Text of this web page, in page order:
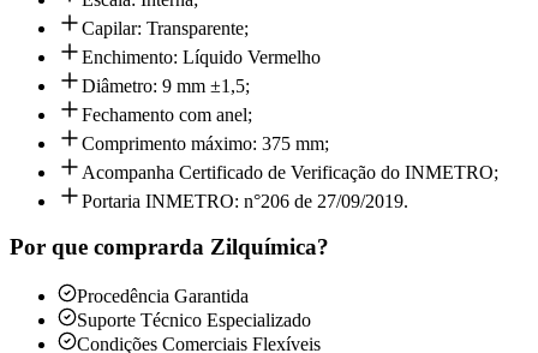
Capilar: Transparente;
Enchimento: Líquido Vermelho
Diâmetro: 9 mm ±1,5;
Fechamento com anel;
Comprimento máximo: 375 mm;
Acompanha Certificado de Verificação do INMETRO;
Portaria INMETRO: n°206 de 27/09/2019.
Por que comprarda Zilquímica?
Procedência Garantida
Suporte Técnico Especializado
Condições Comerciais Flexíveis